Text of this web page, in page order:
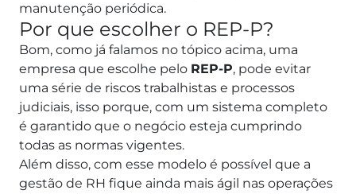
manutenção periódica.
Por que escolher o REP-P?
Bom, como já falamos no tópico acima, uma
empresa que escolhe pelo REP-P, pode evitar
uma série de riscos trabalhistas e processos
judiciais, isso porque, com um sistema completo
é garantido que o negócio esteja cumprindo
todas as normas vigentes.
Além disso, com esse modelo é possível que a
gestão de RH fique ainda mais ágil nas operações